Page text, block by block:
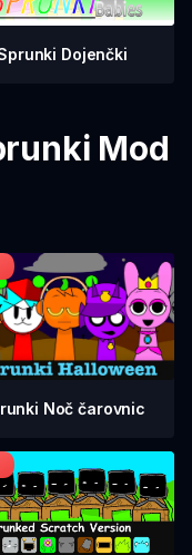
Dojenčki
Mod
Noč čarovnic